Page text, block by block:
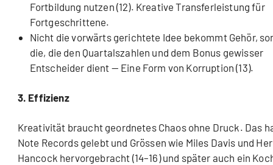
Fortbildung nutzen (12). Kreative Transferleistung für
Fortgeschrittene.
Nicht die vorwärts gerichtete Idee bekommt Gehör,
die, die den Quartalszahlen und dem Bonus gewisser
Entscheider dient — Eine Form von Korruption (13).
3. Effizienz
Kreativität braucht geordnetes Chaos ohne Druck. Das
Note Records gelebt und Grössen wie Miles Davis und
Hancock hervorgebracht (14–16) und später auch ein